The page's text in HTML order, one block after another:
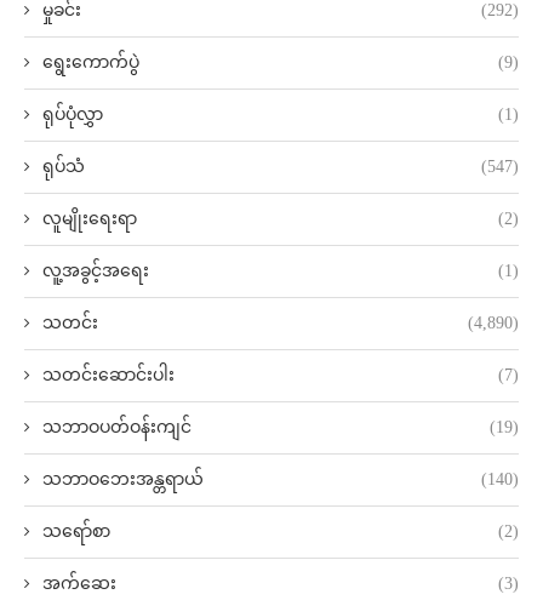
မှုခင်း (292)
ရွေးကောက်ပွဲ (9)
ရုပ်ပုံလွှာ (1)
ရုပ်သံ (547)
လူမျိုးရေးရာ (2)
လူ့အခွင့်အရေး (1)
သတင်း (4,890)
သတင်းဆောင်းပါး (7)
သဘာဝပတ်ဝန်းကျင် (19)
သဘာဝဘေးအန္တရာယ် (140)
သရော်စာ (2)
အက်ဆေး (3)